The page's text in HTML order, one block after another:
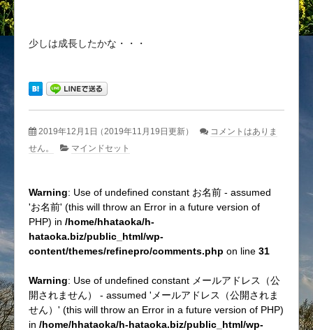
少しは成長したかな・・・
2019年12月1日（2019年11月19日更新）
コメントはありま
せん。
マインドセット
Warning: Use of undefined constant お名前 - assumed
'お名前' (this will throw an Error in a future version of
PHP) in /home/hhataoka/h-
hataoka.biz/public_html/wp-
content/themes/refinepro/comments.php on line 31
Warning: Use of undefined constant メールアドレス（公
開されません） - assumed 'メールアドレス（公開されま
せん）' (this will throw an Error in a future version of PHP)
in /home/hhataoka/h-hataoka.biz/public_html/wp-